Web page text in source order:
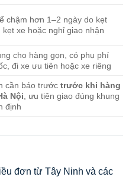
chậm hơn 1–2 ngày do kẹt
kẹt xe hoặc nghỉ giao nhận
cho hàng gọn, có phụ phí
đi xe ưu tiên hoặc xe riêng
cần báo trướctrước khi hàng
Nội , ưu tiên giao đúng khung
định
đơn từ Tây Ninh và các